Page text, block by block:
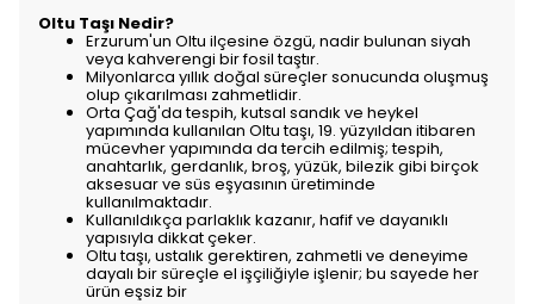
Oltu Taşı Nedir?
Erzurum'un Oltu ilçesine özgü, nadir bulunan siyah
veya kahverengi bir fosil taştır.
Milyonlarca yıllık doğal süreçler sonucunda oluşmuş
olup çıkarılması zahmetlidir.
Orta Çağ'da tespih, kutsal sandık ve heykel
yapımında kullanılan Oltu taşı, 19. yüzyıldan itibaren
mücevher yapımında da tercih edilmiş; tespih,
anahtarlık, gerdanlık, broş, yüzük, bilezik gibi birçok
aksesuar ve süs eşyasının üretiminde
kullanılmaktadır.
Kullanıldıkça parlaklık kazanır, hafif ve dayanıklı
yapısıyla dikkat çeker.
Oltu taşı, ustalık gerektiren, zahmetli ve deneyime
dayalı bir süreçle el işçiliğiyle işlenir; bu sayede her
ürün eşsiz bir